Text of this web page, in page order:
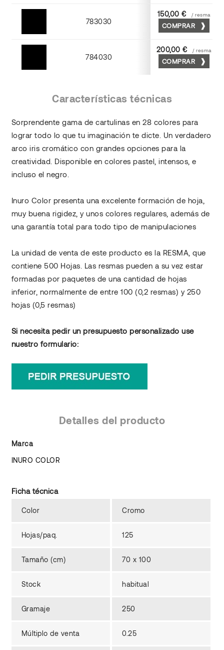
783030
Negro
150,00 € / resma
COMPRAR
784030
Negro
200,00 € / resma
COMPRAR
Características técnicas
Sorprendente gama de cartulinas en 28 colores para
lograr todo lo que tu imaginación te dicte. Un verdadero
arco iris cromático con grandes opciones para la
creatividad. Disponible en colores pastel, intensos, e
incluso el negro.
Inuro Color presenta una excelente formación de hoja,
muy buena rigidez, y unos colores regulares, además de
una garantía total para todo tipo de manipulaciones
La unidad de venta de este producto es la RESMA, que
contiene 500 Hojas. Las resmas pueden a su vez estar
formadas por paquetes de una cantidad de hojas
inferior, normalmente de entre 100 (0,2 resmas) y 250
hojas (0,5 resmas)
Si necesita pedir un presupuesto personalizado use
nuestro formulario:
Detalles del producto
Marca
INURO COLOR
Ficha técnica
Color Cromo
Hojas/paq. 125
Tamaño (cm) 70 x 100
Stock habitual
Gramaje 250
Múltiplo de venta 0.25